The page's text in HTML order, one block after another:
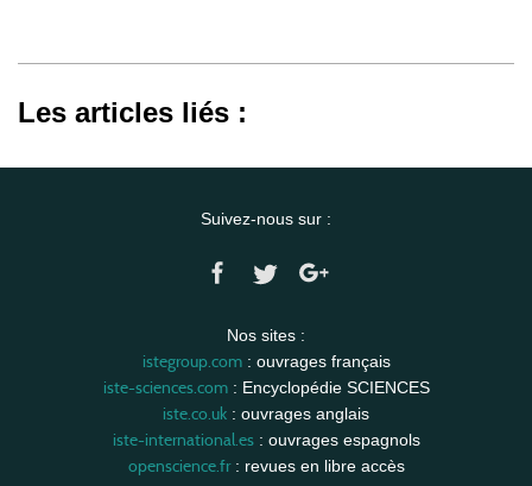
Les articles liés :
Suivez-nous sur :
Nos sites :
istegroup.com: ouvrages français
iste-sciences.com: Encyclopédie SCIENCES
iste.co.uk : ouvrages anglais
iste-international.es: ouvrages espagnols
openscience.fr: revues en libre accès